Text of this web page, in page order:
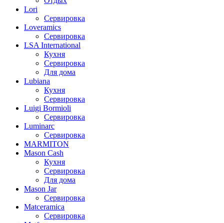
Lori
Сервировка
Loveramics
Сервировка
LSA International
Кухня
Сервировка
Для дома
Lubiana
Кухня
Сервировка
Luigi Bormioli
Сервировка
Luminarc
Сервировка
MARMITON
Mason Cash
Кухня
Сервировка
Для дома
Mason Jar
Сервировка
Matceramica
Сервировка